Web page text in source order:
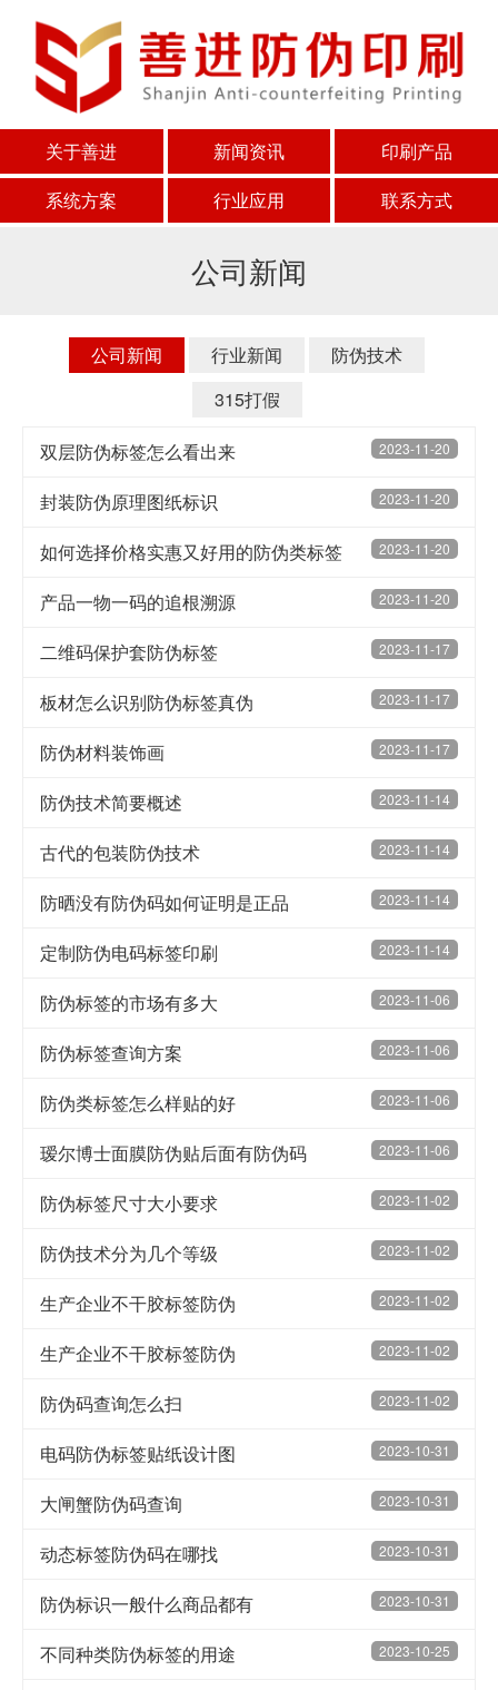
关于善进 新闻资讯
印刷产品
系统方案
行业应用 联系方式
公司新闻
公司新闻 行业新闻
防伪技术
315打假
2023-11-20
双层防伪标签怎么看出来
2023-11-20
封装防伪原理图纸标识
2023-11-20
如何选择价格实惠又好用的防伪类标签
2023-11-20
产品一物一码的追根溯源
2023-11-17
二维码保护套防伪标签
2023-11-17
板材怎么识别防伪标签真伪
2023-11-17
防伪材料装饰画
2023-11-14
防伪技术简要概述
2023-11-14
古代的包装防伪技术
2023-11-14
防晒没有防伪码如何证明是正品
2023-11-14
定制防伪电码标签印刷
2023-11-06
防伪标签的市场有多大
2023-11-06
防伪标签查询方案
2023-11-06
防伪类标签怎么样贴的好
2023-11-06
瑷尔博士面膜防伪贴后面有防伪码
2023-11-02
防伪标签尺寸大小要求
2023-11-02
防伪技术分为几个等级
2023-11-02
生产企业不干胶标签防伪
2023-11-02
生产企业不干胶标签防伪
2023-11-02
防伪码查询怎么扫
2023-10-31
电码防伪标签贴纸设计图
2023-10-31
大闸蟹防伪码查询
2023-10-31
动态标签防伪码在哪找
2023-10-31
防伪标识一般什么商品都有
2023-10-25
不同种类防伪标签的用途